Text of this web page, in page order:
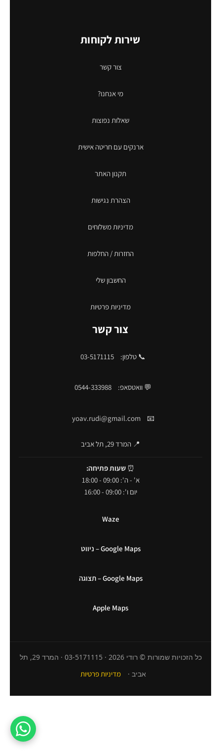
שירות לקוחות
צור קשר
מי אנחנו?
שאלות נפוצות
ארנקים עם חריטה אישית
תקנון האתר
הצהרת נגישות
מדיניות משלוחים
החזרות / החלפות
החשבון שלי
מדיניות פרטיות
צור קשר
📞 טלפון: 03-5171115
💬 וואטסאפ: 0544-333988
📧
yoav.rudi@gmail.com
📍 המרד 29, תל אביב
⏰ שעות פתיחה:
א' - ה': 09:00 - 18:00
יום ו': 09:00 - 16:00
Waze
Google Maps – ניווט
Google Maps – תצוגה
Apple Maps
כל הזכויות שמורות © רודי 2026 · 03-5171115 · המרד 29, תל
אביב ·
מדיניות פרטיות